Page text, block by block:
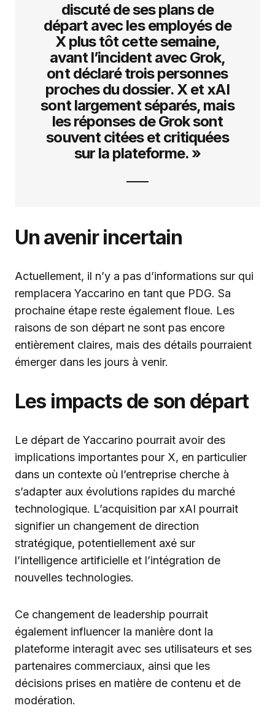
discuté de ses plans de
départ avec les employés de
X plus tôt cette semaine,
avant l’incident avec Grok,
ont déclaré trois personnes
proches du dossier. X et xAI
sont largement séparés, mais
les réponses de Grok sont
souvent citées et critiquées
sur la plateforme. »
Un avenir incertain
Actuellement, il n’y a pas d’informations sur qui
remplacera Yaccarino en tant que PDG. Sa
prochaine étape reste également floue. Les
raisons de son départ ne sont pas encore
entièrement claires, mais des détails pourraient
émerger dans les jours à venir.
Les impacts de son départ
Le départ de Yaccarino pourrait avoir des
implications importantes pour X, en particulier
dans un contexte où l’entreprise cherche à
s’adapter aux évolutions rapides du marché
technologique. L’acquisition par xAI pourrait
signifier un changement de direction
stratégique, potentiellement axé sur
l’intelligence artificielle et l’intégration de
nouvelles technologies.
Ce changement de leadership pourrait
également influencer la manière dont la
plateforme interagit avec ses utilisateurs et ses
partenaires commerciaux, ainsi que les
décisions prises en matière de contenu et de
modération.